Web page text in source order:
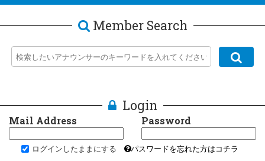
Member Search
Login
Mail Address Password
ログインしたままにする パスワードを忘れた方はコチラ